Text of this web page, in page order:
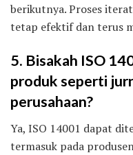
berikutnya. Proses
tetap efektif dan terus
5. Bisakah ISO
produk seperti
perusahaan?
Ya, ISO 14001 dapat
termasuk pada